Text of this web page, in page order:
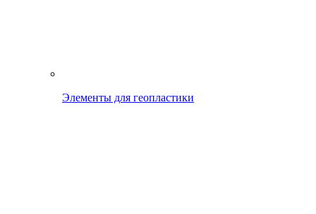
Элементы для геопластики